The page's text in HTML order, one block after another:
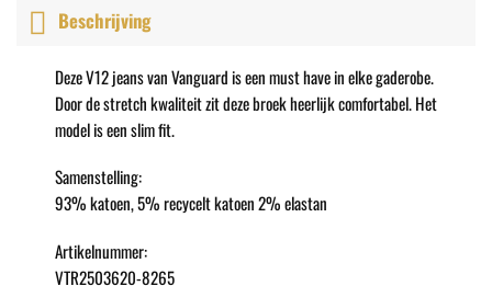
Beschrijving
Deze V12 jeans van Vanguard is een must have in elke gaderobe.
Door de stretch kwaliteit zit deze broek heerlijk comfortabel. Het
model is een slim fit.
Samenstelling:
93% katoen, 5% recycelt katoen 2% elastan
Artikelnummer:
VTR2503620-8265